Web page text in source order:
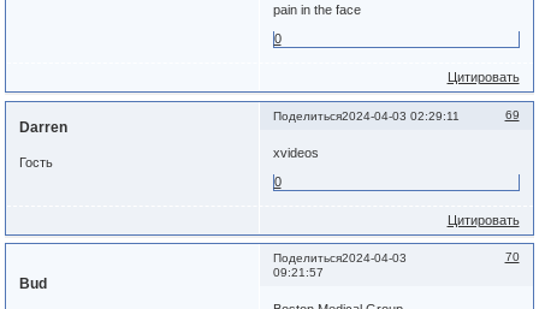
pain in the face
0
Цитировать
Поделиться 69
2024-04-03 02:29:11
Darren
Гость
xvideos
0
Цитировать
Поделиться 70
2024-04-03
09:21:57
Bud